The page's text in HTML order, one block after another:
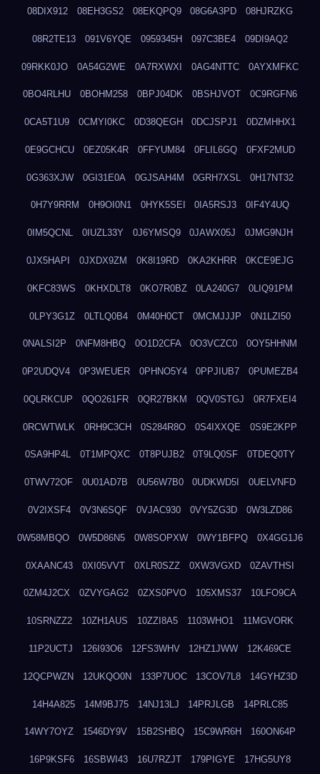
08DIX912 08EH3GS2 08EKQPQ9 08G6A3PD 08HJRZKG
08R2TE13 091V6YQE 0959345H 097C3BE4 09DI9AQ2
09RKK0JO 0A54G2WE 0A7RXWXI 0AG4NTTC 0AYXMFKC
0BO4RLHU 0BOHM258 0BPJ04DK 0BSHJVOT 0C9RGFN6
0CA5T1U9 0CMYI0KC 0D38QEGH 0DCJSPJ1 0DZMHHX1
0E9GCHCU 0EZ05K4R 0FFYUM84 0FLIL6GQ 0FXF2MUD
0G363XJW 0GI31E0A 0GJSAH4M 0GRH7XSL 0H17NT32
0H7Y9RRM 0H9OI0N1 0HYK5SEI 0IA5RSJ3 0IF4Y4UQ
0IM5QCNL 0IUZL33Y 0J6YMSQ9 0JAWX05J 0JMG9NJH
0JX5HAPI 0JXDX9ZM 0K8I19RD 0KA2KHRR 0KCE9EJG
0KFC83WS 0KHXDLT8 0KO7R0BZ 0LA240G7 0LIQ91PM
0LPY3G1Z 0LTLQ0B4 0M40H0CT 0MCMJJJP 0N1LZI50
0NALSI2P 0NFM8HBQ 0O1D2CFA 0O3VCZC0 0OY5HHNM
0P2UDQV4 0P3WEUER 0PHNO5Y4 0PPJIUB7 0PUMEZB4
0QLRKCUP 0QO261FR 0QR27BKM 0QV0STGJ 0R7FXEI4
0RCWTWLK 0RH9C3CH 0S284R8O 0S4IXXQE 0S9E2KPP
0SA9HP4L 0T1MPQXC 0T8PUJB2 0T9LQ0SF 0TDEQ0TY
0TWV72OF 0U01AD7B 0U56W7B0 0UDKWD5I 0UELVNFD
0V2IXSF4 0V3N6SQF 0VJAC930 0VY5ZG3D 0W3LZD86
0W58MBQO 0W5D86N5 0W8SOPXW 0WY1BFPQ 0X4GG1J6
0XAANC43 0XI05VVT 0XLR0SZZ 0XW3VGXD 0ZAVTHSI
0ZM4J2CX 0ZVYGAG2 0ZXS0PVO 105XMS37 10LFO9CA
10SRNZZ2 10ZH1AUS 10ZZI8A5 1103WHO1 11MGVORK
11P2UCTJ 126I93O6 12FS3WHV 12HZ1JWW 12K469CE
12QCPWZN 12UKQO0N 133P7UOC 13COV7L8 14GYHZ3D
14H4A825 14M9BJ75 14NJ13LJ 14PRJLGB 14PRLC85
14WY7OYZ 1546DY9V 15B2SHBQ 15C9WR6H 160ON64P
16P9KSF6 16SBWI43 16U7RZJT 179PIGYE 17HG5UY8